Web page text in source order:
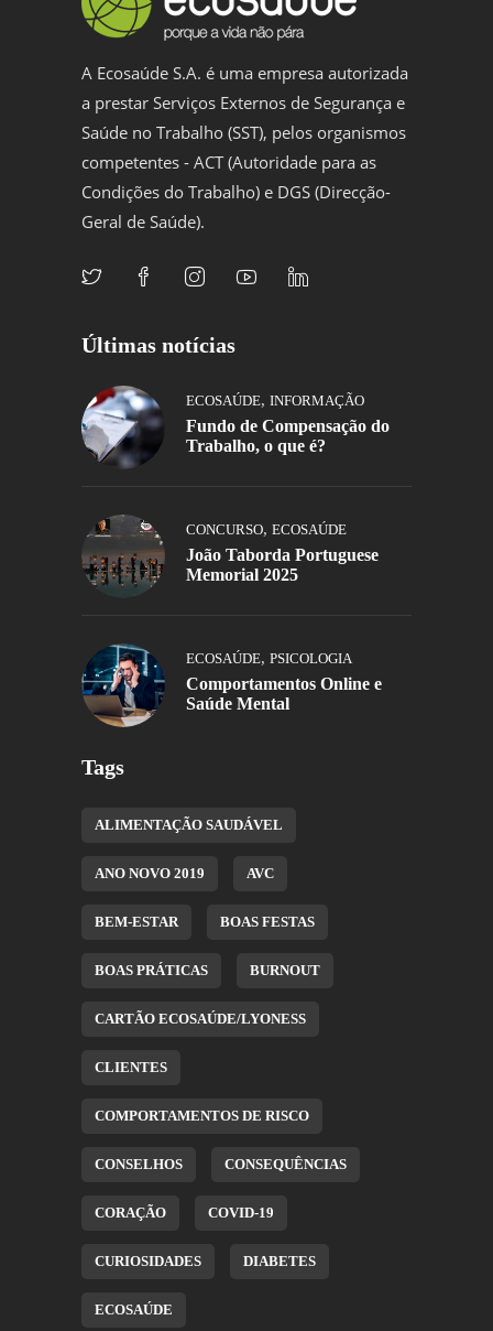
A Ecosaúde S.A. é uma empresa autorizada
a prestar Serviços Externos de Segurança e
Saúde no Trabalho (SST), pelos organismos
competentes - ACT (Autoridade para as
Condições do Trabalho) e DGS (Direcção-
Geral de Saúde).
Últimas notícias
ECOSAÚDE, INFORMAÇÃO
Fundo de Compensação do
Trabalho, o que é?
CONCURSO, ECOSAÚDE
João Taborda Portuguese
Memorial 2025
ECOSAÚDE, PSICOLOGIA
Comportamentos Online e
Saúde Mental
Tags
ALIMENTAÇÃO SAUDÁVEL
ANO NOVO 2019 AVC
BEM-ESTAR BOAS FESTAS
BOAS PRÁTICAS BURNOUT
CARTÃO ECOSAÚDE/LYONESS
CLIENTES
COMPORTAMENTOS DE RISCO
CONSELHOS CONSEQUÊNCIAS
CORAÇÃO COVID-19
CURIOSIDADES DIABETES
ECOSAÚDE